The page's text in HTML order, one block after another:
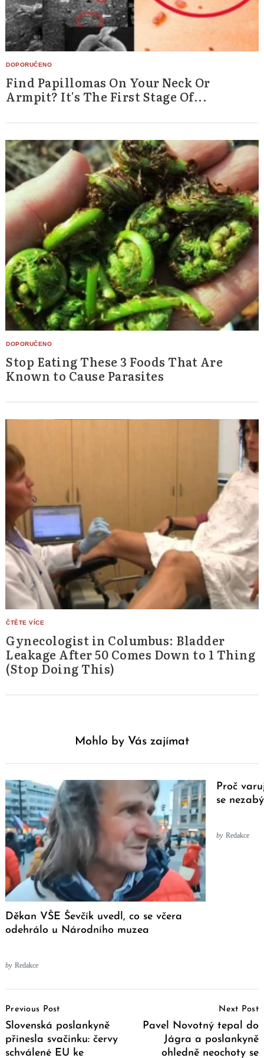
Find Papillomas On Your Neck Or
Armpit? It's The First Stage Of...
Stop Eating These 3 Foods That Are
Known to Cause Parasites
Gynecologist in Columbus: Bladder
Leakage After 50 Comes Down to 1 Thing
(Stop Doing This)
Mohlo by Vás zajímat
Děkan VŠE Ševčík uvedl, co se včera
odehrálo u Národního muzea
by Redakce
Proč
se
by Redakce
Navigation
Previous Post
Slovenská poslankyně
přinesla svačinku: červy
schválené EU ke
Next Post
Pavel Novotný tepal do
Jágra a poslankyně
ohledně neochoty se